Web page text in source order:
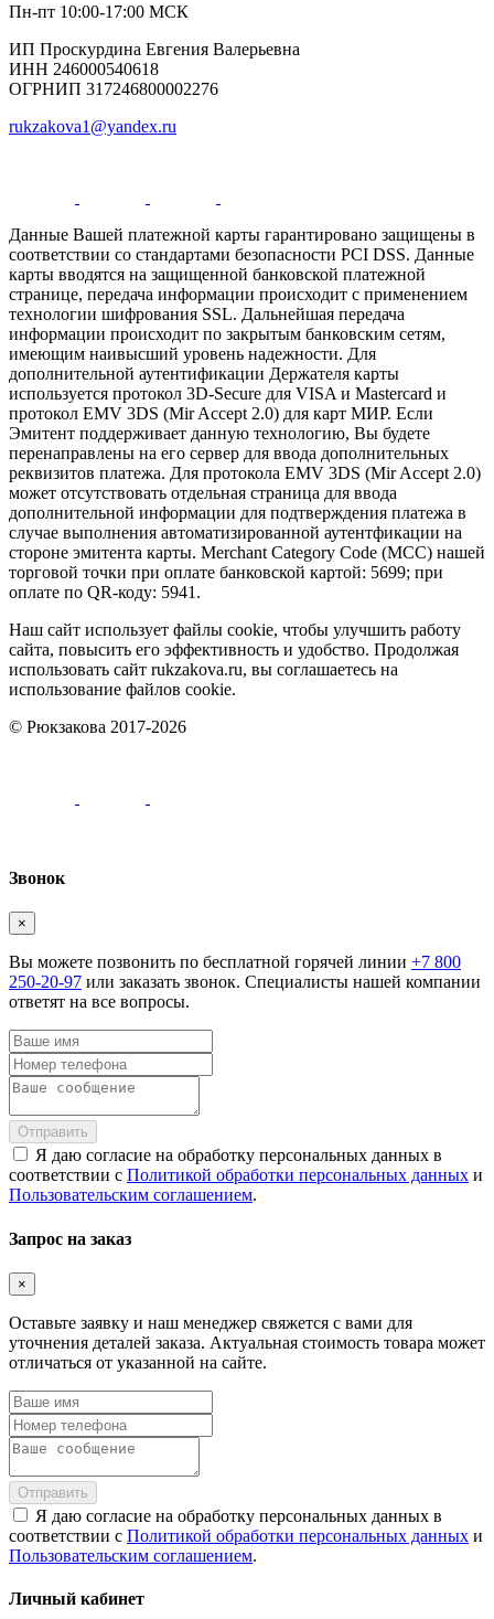
Пн-пт 10:00-17:00 МСК
ИП Проскурдина Евгения Валерьевна
ИНН 246000540618
ОГРНИП 317246800002276
rukzakova1@yandex.ru
Данные Вашей платежной карты гарантировано защищены в
соответствии со стандартами безопасности PCI DSS. Данные
карты вводятся на защищенной банковской платежной
странице, передача информации происходит с применением
технологии шифрования SSL. Дальнейшая передача
информации происходит по закрытым банковским сетям,
имеющим наивысший уровень надежности. Для
дополнительной аутентификации Держателя карты
используется протокол 3D-Secure для VISA и Mastercard и
протокол EMV 3DS (Mir Accept 2.0) для карт МИР. Если
Эмитент поддерживает данную технологию, Вы будете
перенаправлены на его сервер для ввода дополнительных
реквизитов платежа. Для протокола EMV 3DS (Mir Accept 2.0)
может отсутствовать отдельная страница для ввода
дополнительной информации для подтверждения платежа в
случае выполнения автоматизированной аутентфикации на
стороне эмитента карты. Merchant Category Code (MCC) нашей
торговой точки при оплате банковской картой: 5699; при
оплате по QR-коду: 5941.
Наш сайт использует файлы cookie, чтобы улучшить работу
сайта, повысить его эффективность и удобство. Продолжая
использовать сайт rukzakova.ru, вы соглашаетесь на
использование файлов cookie.
© Рюкзакова 2017-2026
Звонок
×
Вы можете позвонить по бесплатной горячей линии +7 800
250-20-97 или заказать звонок. Специалисты нашей компании
ответят на все вопросы.
Отправить
Я даю согласие на обработку персональных данных в
соответствии с Политикой обработки персональных данных и
Пользовательским соглашением.
Запрос на заказ
×
Оставьте заявку и наш менеджер свяжется с вами для
уточнения деталей заказа. Актуальная стоимость товара может
отличаться от указанной на сайте.
Отправить
Я даю согласие на обработку персональных данных в
соответствии с Политикой обработки персональных данных и
Пользовательским соглашением.
Личный кабинет